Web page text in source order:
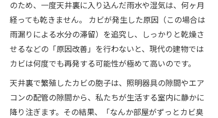
のため、一度天井裏に入り込んだ雨水や湿気は、何ヶ月
経っても乾きません。 カビが発生した原因（この場合は
雨漏りによる水分の滞留）を追究し、しっかりと乾燥さ
せるなどの「原因改善」を行わないと、現代の建物では
カビは何度でも再発する可能性が極めて高いのです。
天井裏で繁殖したカビの胞子は、照明器具の隙間やエア
コンの配管の隙間から、私たちが生活する室内に静かに
降り注ぎます。その結果、「なんか部屋がずっとカビ臭